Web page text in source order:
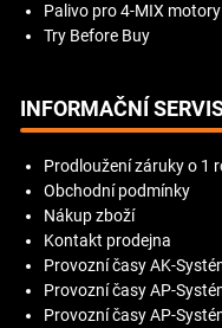
Palivo pro 4-MIX motory
Try Before Buy
INFORMAČNÍ
Prodloužení záruky o 1
Obchodní podmínky
Nákup zboží
Kontakt prodejna
Provozní časy AK-
Provozní časy AP-
Provozní časy AP-